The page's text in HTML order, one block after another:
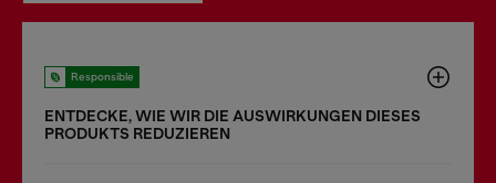
Responsible
ENTDECKE, WIE WIR DIE AUSWIRKUNGEN DIESES
PRODUKTS REDUZIEREN